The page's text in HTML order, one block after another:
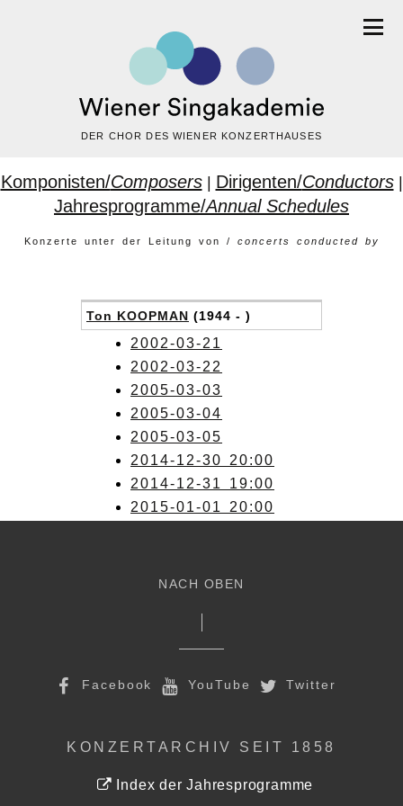
DER CHOR DES WIENER KONZERTHAUSES
Komponisten/Composers| Dirigenten/Conductors|
Jahresprogramme/Annual Schedules
Konzerte unter der Leitung von / concerts conducted by
Ton KOOPMAN (1944 - )
2002-03-21
2002-03-22
2005-03-03
2005-03-04
2005-03-05
2014-12-30 20:00
2014-12-31 19:00
2015-01-01 20:00
NACH OBEN
Facebook YouTube Twitter
KONZERTARCHIV SEIT 1858
Index der Jahresprogramme